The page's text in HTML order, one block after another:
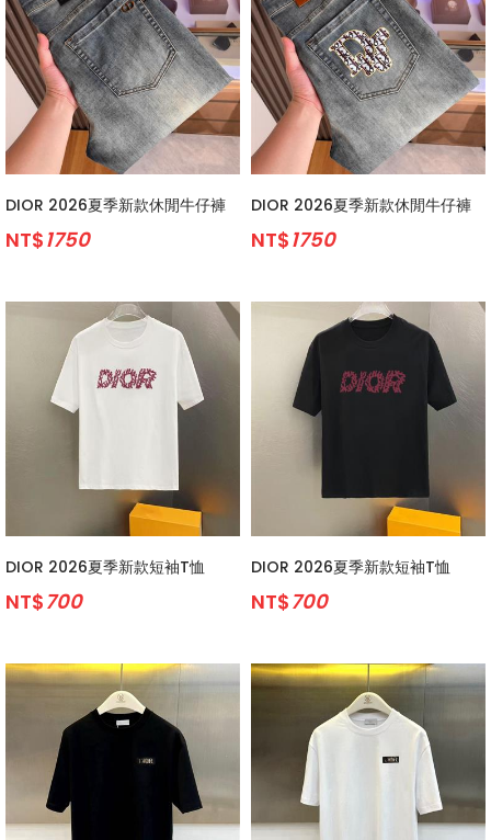
DIOR 2026夏季新款休閒牛仔褲
NT$1750
DIOR 2026夏季新款休閒牛仔褲
NT$1750
DIOR 2026夏季新款短袖T恤
NT$700
DIOR 2026夏季新款短袖T恤
NT$700